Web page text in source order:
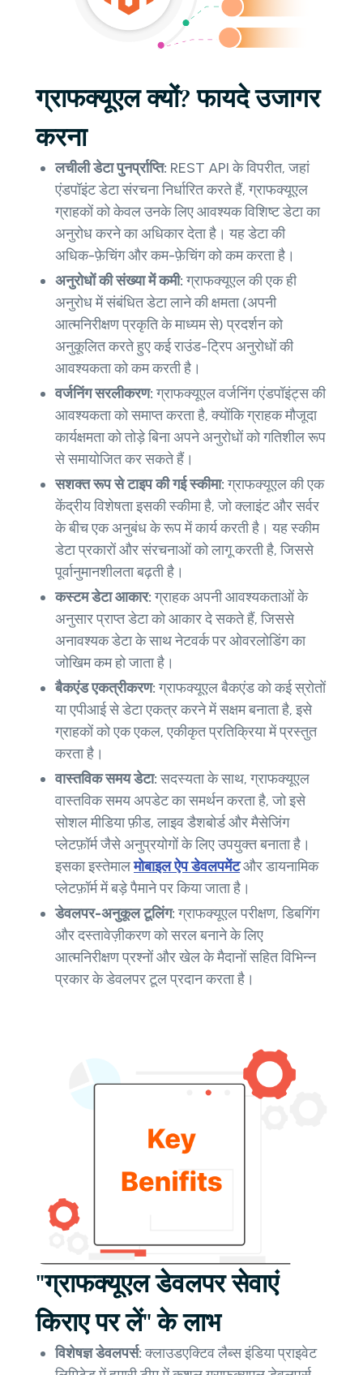
ग्राफक्यूएल क्यों? फायदे उजागर
करना
लचीली डेटा पुनर्प्राप्ति: REST API के विपरीत, जहां
एंडपॉइंट डेटा संरचना निर्धारित करते हैं, ग्राफक्यूएल
ग्राहकों को केवल उनके लिए आवश्यक विशिष्ट डेटा का
अनुरोध करने का अधिकार देता है। यह डेटा की
अधिक-फ़ेचिंग और कम-फ़ेचिंग को कम करता है।
अनुरोधों की संख्या में कमी:ग्राफक्यूएल की एक ही
अनुरोध में संबंधित डेटा लाने की क्षमता (अपनी
आत्मनिरीक्षण प्रकृति के माध्यम से) प्रदर्शन को
अनुकूलित करते हुए कई राउंड-ट्रिप अनुरोधों की
आवश्यकता को कम करती है।
वर्जनिंग सरलीकरण:ग्राफक्यूएल वर्जनिंग एंडपॉइंट्स की
आवश्यकता को समाप्त करता है, क्योंकि ग्राहक मौजूदा
कार्यक्षमता को तोड़े बिना अपने अनुरोधों को गतिशील रूप
से समायोजित कर सकते हैं।
सशक्त रूप से टाइप की गई स्कीमा:ग्राफक्यूएल की एक
केंद्रीय विशेषता इसकी स्कीमा है, जो क्लाइंट और सर्वर
के बीच एक अनुबंध के रूप में कार्य करती है। यह स्कीम
डेटा प्रकारों और संरचनाओं को लागू करती है, जिससे
पूर्वानुमानशीलता बढ़ती है।
कस्टम डेटा आकार:ग्राहक अपनी आवश्यकताओं के
अनुसार प्राप्त डेटा को आकार दे सकते हैं, जिससे
अनावश्यक डेटा के साथ नेटवर्क पर ओवरलोडिंग का
जोखिम कम हो जाता है।
बैकएंड एकत्रीकरण:ग्राफक्यूएल बैकएंड को कई स्रोतों
या एपीआई से डेटा एकत्र करने में सक्षम बनाता है, इसे
ग्राहकों को एक एकल, एकीकृत प्रतिक्रिया में प्रस्तुत
करता है।
वास्तविक समय डेटा:सदस्यता के साथ, ग्राफक्यूएल
वास्तविक समय अपडेट का समर्थन करता है, जो इसे
सोशल मीडिया फ़ीड, लाइव डैशबोर्ड और मैसेजिंग
प्लेटफ़ॉर्म जैसे अनुप्रयोगों के लिए उपयुक्त बनाता है।
इसका इस्तेमालमोबाइल ऐप डेवलपमेंटऔर डायनामिक
प्लेटफ़ॉर्म में बड़े पैमाने पर किया जाता है।
डेवलपर-अनुकूल टूलिंग:ग्राफक्यूएल परीक्षण, डिबगिंग
और दस्तावेज़ीकरण को सरल बनाने के लिए
आत्मनिरीक्षण प्रश्नों और खेल के मैदानों सहित विभिन्न
प्रकार के डेवलपर टूल प्रदान करता है।
"ग्राफक्यूएल डेवलपर सेवाएं
किराए पर लें" के लाभ
विशेषज्ञ डेवलपर्स:क्लाउडएक्टिव लैब्स इंडिया प्राइवेट